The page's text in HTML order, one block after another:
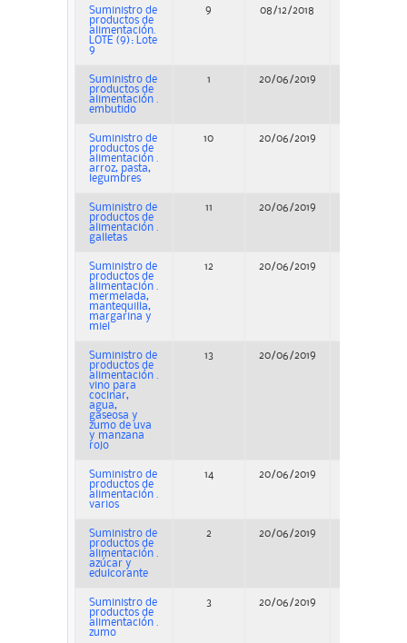
Suministro de
productos de
alimentación.
LOTE (9): Lote
9
9 08/12/2018
Suministro de
productos de
alimentación .
embutido
1 20/06/2019
Suministro de
productos de
alimentación .
arroz, pasta,
legumbres
10 20/06/2019
Suministro de
productos de
alimentación .
galletas
11 20/06/2019
Suministro de
productos de
alimentación .
mermelada,
mantequilla,
margarina y
miel
12 20/06/2019
Suministro de
productos de
alimentación .
vino para
cocinar,
agua,
gaseosa y
zumo de uva
y manzana
rojo
13 20/06/2019
Suministro de
productos de
alimentación .
varios
14 20/06/2019
Suministro de
productos de
alimentación .
azúcar y
edulcorante
2 20/06/2019
Suministro de
productos de
alimentación .
zumo
3 20/06/2019